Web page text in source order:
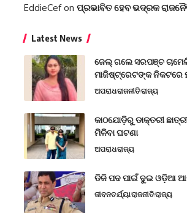
EddieCefon ପ୍ରଭାବିତ ହେବ ଭଦ୍ରକ
Latest News
ଜେଲ୍ ଗଲେ ସରପଞ୍ଚ
ମାଜିଷ୍ଟ୍ରେଟଙ୍କ ନିକଟରେ
ଅପରାଧରାଜନୀତିରାଜ୍ୟ
କାଠଯୋଡ଼ିରୁ ଡାକ୍ତରୀ
ମିଳିବା ଘଟଣା
ଅପରାଧରାଜ୍ୟ
ଡିଜି ପଦ ପାଇଁ ଦୁଇ ଓଡ଼ିଆ
ଜୀବନଚର୍ଯ୍ୟାରାଜନୀତିରାଜ୍ୟ